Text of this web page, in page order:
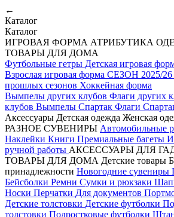
←
Каталог
Каталог
ИГРОВАЯ ФОРМА АТРИБУТИКА
ТОВАРЫ ДЛЯ ДОМА
Футбольные гетры Детская игровая
Взрослая игровая форма СЕЗОН 2025/26
прошлых сезонов Хоккейная форма
Вымпелы других клубов Флаги других
клубов Вымпелы Спартак Флаги
Аксессуары Детская одежда Женская
РАЗНОЕ СУВЕНИРЫ Автомобильные
Наклейки Книги Премиальные багеты
ручной работы АКСЕССУАРЫ ДЛЯ
ТОВАРЫ ДЛЯ ДОМА Детские товары
принадлежности Новогодние сувениры
Бейсболки Ремни Сумки и рюкзаки
Носки Перчатки Для документов
Детские толстовки Детские футболки
толстовки Подростковые футболки